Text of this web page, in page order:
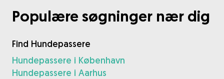
Populære søgninger nær dig
Find Hundepassere
Hundepassere i København
Hundepassere i Aarhus